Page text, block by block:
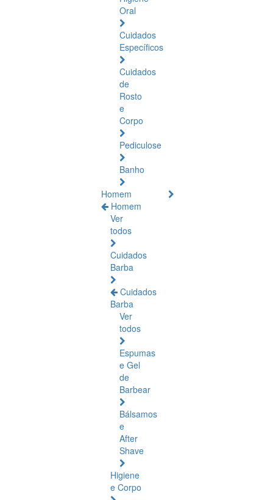
Oral
Cuidados
Específicos
Cuidados
de
Rosto
e
Corpo
Pediculose
Banho
Homem
Homem
Ver
todos
Cuidados
Barba
Cuidados
Barba
Ver
todos
Espumas
e Gel
de
Barbear
Bálsamos
e
After
Shave
Higiene
e Corpo